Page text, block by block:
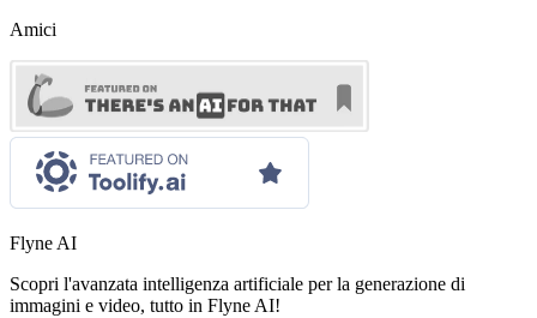
Amici
Flyne AI
Scopri l'avanzata intelligenza artificiale per la generazione di
immagini e video, tutto in Flyne AI!